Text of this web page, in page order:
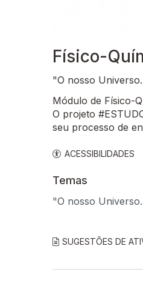
Físico-
"O nosso
Módulo de Físico-
O projeto
seu processo de
ACESSIBILIDADES
Temas
"O nosso
SUGESTÕES DE